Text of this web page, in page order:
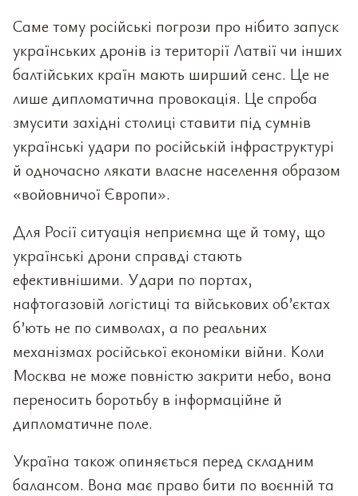
Саме тому російські погрози про нібито запуск
українських дронів із території Латвії чи інших
балтійських країн мають ширший сенс. Це не
лише дипломатична провокація. Це спроба
змусити західні столиці ставити під сумнів
українські удари по російській інфраструктурі
й одночасно лякати власне населення образом
«войовничої Європи».
Для Росії ситуація неприємна ще й тому, що
українські дрони справді стають
ефективнішими. Удари по портах,
нафтогазовій логістиці та військових об’єктах
б’ють не по символах, а по реальних
механізмах російської економіки війни. Коли
Москва не може повністю закрити небо, вона
переносить боротьбу в інформаційне й
дипломатичне поле.
Україна також опиняється перед складним
балансом. Вона має право бити по воєнній та